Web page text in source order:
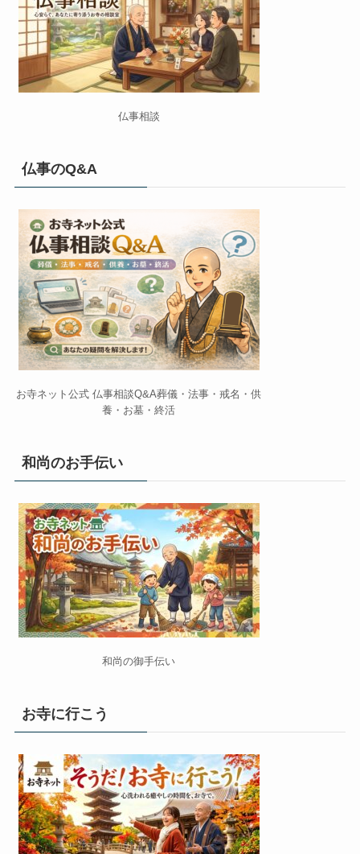
仏事相談
仏事のQ&A
お寺ネット公式 仏事相談Q&A葬儀・法事・戒名・供
養・お墓・終活
和尚のお手伝い
和尚の御手伝い
お寺に行こう